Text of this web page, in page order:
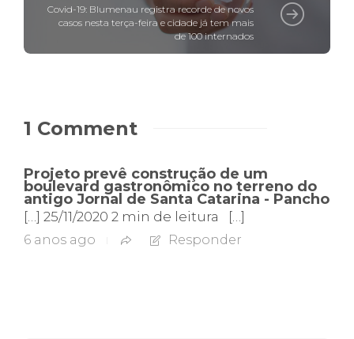
Covid-19: Blumenau registra recorde de novos
casos nesta terça-feira e cidade já tem mais
de 100 internados
1 Comment
Projeto prevê construção de um
boulevard gastronômico no terreno do
antigo Jornal de Santa Catarina - Pancho
[…] 25/11/2020 2 min de leitura […]
6 anos ago Responder